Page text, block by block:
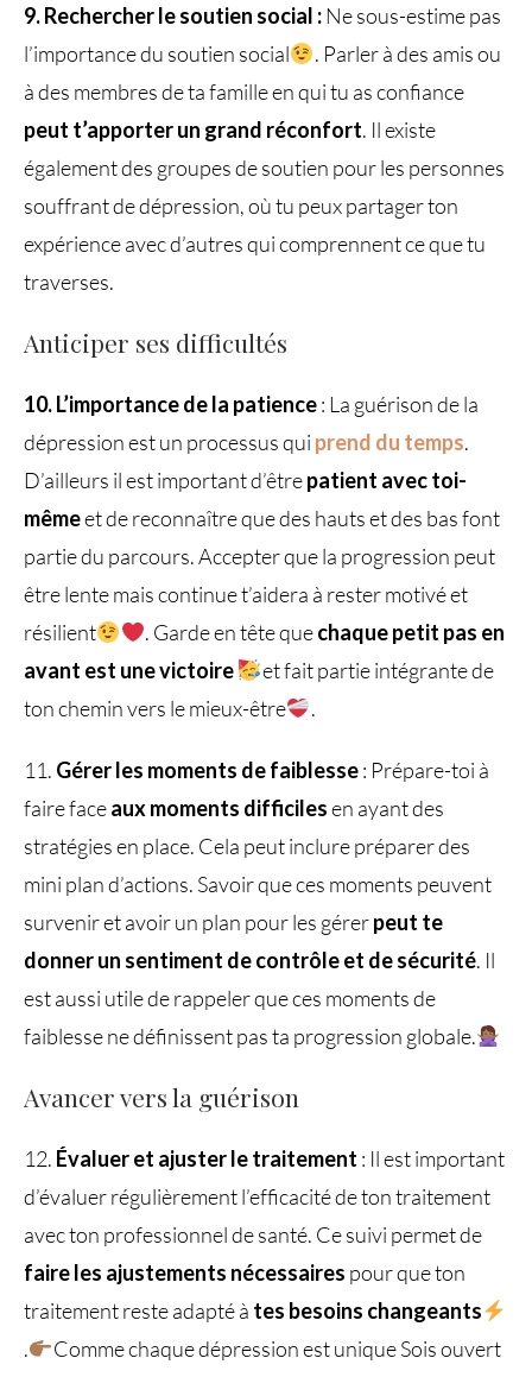
9. Rechercher le soutien social :Ne sous-estime pas
l’importance du soutien social
. Parler à des amis ou
à des membres de ta famille en qui tu as confiance
peut t’apporter un grand réconfort. Il existe
également des groupes de soutien pour les personnes
souffrant de dépression, où tu peux partager ton
expérience avec d’autres qui comprennent ce que tu
traverses.
Anticiper ses difficultés
10. L’importance de la patience: La guérison de la
dépression est un processus qui prend du temps.
D’ailleurs il est important d’êtrepatient avec toi-
mêmeet de reconnaître que des hauts et des bas font
partie du parcours. Accepter que la progression peut
être lente mais continue t’aidera à rester motivé et
résilient
. Garde en tête quechaque petit pas en
avant est une victoire
et fait partie intégrante de
ton chemin vers le mieux-être
.
11. Gérer les moments de faiblesse: Prépare-toi à
faire faceaux moments difficilesen ayant des
stratégies en place. Cela peut inclure préparer des
mini plan d’actions. Savoir que ces moments peuvent
survenir et avoir un plan pour les gérerpeut te
donner un sentiment de contrôle et de sécurité. Il
est aussi utile de rappeler que ces moments de
faiblesse ne définissent pas ta progression globale.
Avancer vers la guérison
12. Évaluer et ajuster le traitement : Il est important
d’évaluer régulièrement l’efficacité de ton traitement
avec ton professionnel de santé. Ce suivi permet de
faire les ajustements nécessaires pour que ton
traitement reste adapté à tes besoins changeants
.
Comme chaque dépression est unique Sois ouvert